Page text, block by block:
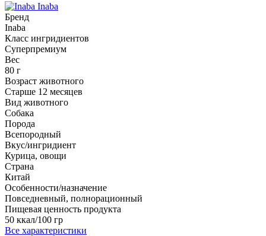
Inaba
Бренд
Inaba
Класс ингридиентов
Суперпремиум
Вес
80 г
Возраст животного
Старше 12 месяцев
Вид животного
Собака
Порода
Всепородный
Вкус/ингридиент
Курица, овощи
Страна
Китай
Особенности/назначение
Повседневный, полнорационный
Пищевая ценность продукта
50 ккал/100 гр
Все характеристики